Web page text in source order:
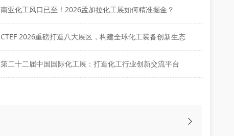
南亚化工风口已至！2026孟加拉化工展如何精准掘金？
CTEF 2026重磅打造八大展区，构建全球化工装备创新生态
第二十二届中国国际化工展：打造化工行业创新交流平台